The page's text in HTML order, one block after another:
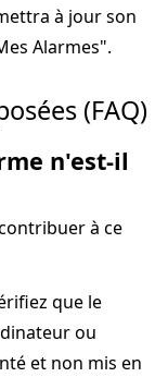
à jour son
Alarmes".
(FAQ)
n'est-il
à ce
que le
ou
et non mis en